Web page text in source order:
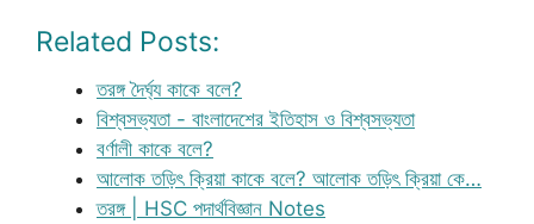
Related Posts:
তরঙ্গ দৈর্ঘ্য কাকে বলে?
বিশ্বসভ্যতা - বাংলাদেশের ইতিহাস ও বিশ্বসভ্যতা
বর্ণালী কাকে বলে?
আলোক তড়িৎ ক্রিয়া কাকে বলে? আলোক তড়িৎ ক্রিয়া কে…
তরঙ্গ | HSC পদার্থবিজ্ঞান Notes